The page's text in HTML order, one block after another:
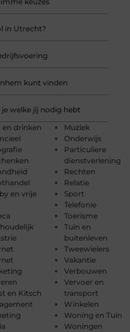
in Utrecht?
kunt vinden
je welke jij nodig hebt
en drinken
en vrije
en Kitsch
Muziek
Onderwijs
Particuliere
dienstverlening
Rechten
Relatie
Sport
Telefonie
Toerisme
Tuin en
buitenleven
Tweewielers
Vakantie
Verbouwen
Vervoer en
transport
Winkelen
Woning en Tuin
Woningen